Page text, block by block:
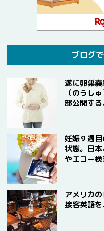
ブログ
遂に卵巣
（のうし
部公開する
妊娠９週
状態。日
やエコー検
アメリカ
接客英語